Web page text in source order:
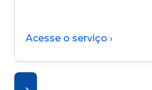
Acesse o serviço ›